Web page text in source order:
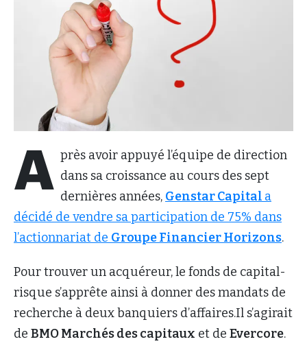
A près avoir appuyé l’équipe de direction
dans sa croissance au cours des sept
dernières années, Genstar Capital a
décidé de vendre sa participation de 75% dans
l’actionnariat de Groupe Financier Horizons.
Pour trouver un acquéreur, le fonds de capital-
risque s’apprête ainsi à donner des mandats de
recherche à deux banquiers d’affaires.Il s’agirait
de BMO Marchés des capitaux et de Evercore.